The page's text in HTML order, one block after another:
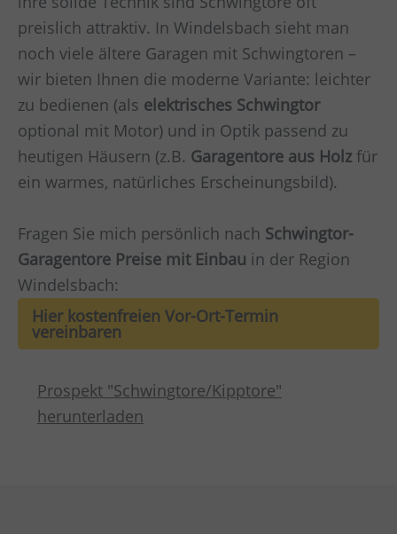
preislich attraktiv. In Windelsbach sieht man
noch viele ältere Garagen mit Schwingtoren –
wir bieten Ihnen die moderne Variante: leichter
zu bedienen (als elektrisches Schwingtor
optional mit Motor) und in Optik passend zu
heutigen Häusern (z.B. Garagentore aus Holz für
ein warmes, natürliches Erscheinungsbild).
Fragen Sie mich persönlich nach Schwingtor-
Garagentore Preise mit Einbau in der Region
Windelsbach:
Hier kostenfreien Vor-Ort-Termin
vereinbaren
Prospekt "Schwingtore/Kipptore"
herunterladen